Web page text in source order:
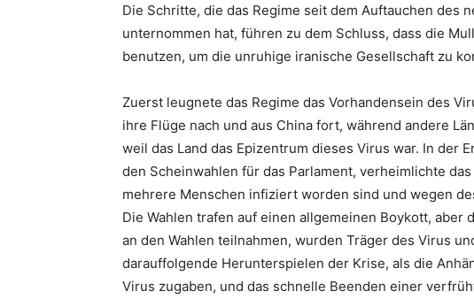
Die Schritte, die das Regime seit dem Auftauchen des
unternommen hat, führen zu dem Schluss, dass die
benutzen, um die unruhige iranische Gesellschaft zu
Zuerst leugnete das Regime das Vorhandensein des
ihre Flüge nach und aus China fort, während andere
weil das Land das Epizentrum dieses Virus war. In der
den Scheinwahlen für das Parlament, verheimlichte
mehrere Menschen infiziert worden sind und wegen
Die Wahlen trafen auf einen allgemeinen Boykott,
an den Wahlen teilnahmen, wurden Träger des Virus
darauffolgende Herunterspielen der Krise, als die
Virus zugaben, und das schnelle Beenden einer